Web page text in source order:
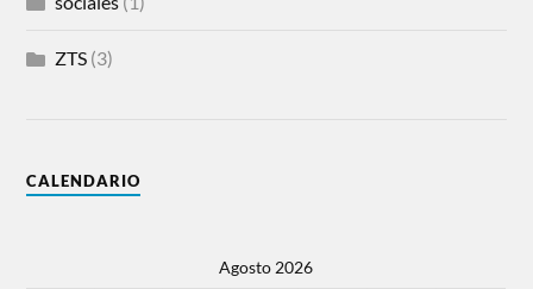
ZTS (3)
CALENDARIO
Agosto 2026